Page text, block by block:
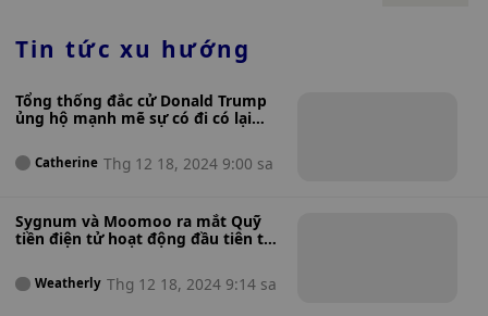
Tin tức xu hướng
Tổng thống đắc cử Donald Trump
ủng hộ mạnh mẽ sự có đi có lại
hoạch thuế quan mới
Catherine Thg 12 18, 2024 9:00 sa
Sygnum và Moomoo ra mắt Quỹ
tiền điện tử hoạt động đầu tiên tại
được công nhận
Weatherly Thg 12 18, 2024 9:14 sa